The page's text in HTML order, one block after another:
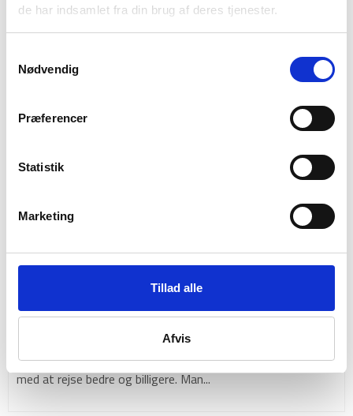
de har indsamlet fra din brug af deres tjenester.
Nødvendig
Præferencer
Statistik
Marketing
Tillad alle
Afvis
Lignende artikler
Rejseforsikring (2026) – Tips og eksempler på
hvorfor forsikring er en god ide
Målet med Backpackerlife.dk er at hjælpe andre rejsende
med at rejse bedre og billigere. Man...